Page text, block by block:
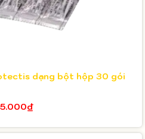
dạng bột hộp 30 gói